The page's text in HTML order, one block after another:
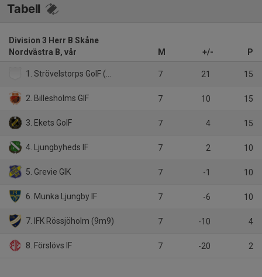
Tabell
Division 3 Herr B Skåne
Nordvästra B, vår
M +/- P
1. Strövelstorps GoIF (9m9) 7 21 15
2. Billesholms GIF 7 10 15
3. Ekets GoIF 7 4 15
4. Ljungbyheds IF 7 2 10
5. Grevie GIK 7 -1 10
6. Munka Ljungby IF 7 -6 10
7. IFK Rössjöholm (9m9) 7 -10 4
8. Förslövs IF 7 -20 2